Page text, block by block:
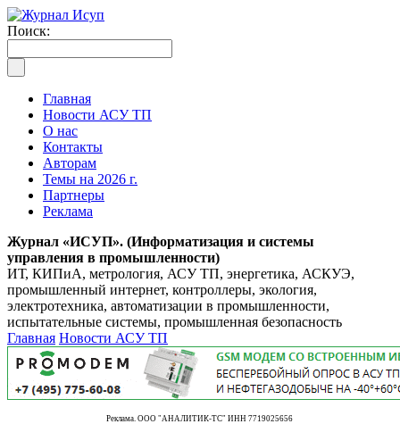
Поиск:
Главная
Новости АСУ ТП
О нас
Контакты
Авторам
Темы на 2026 г.
Партнеры
Реклама
Журнал «ИСУП». (Информатизация и системы
управления в промышленности)
ИТ, КИПиА, метрология, АСУ ТП, энергетика, АСКУЭ,
промышленный интернет, контроллеры, экология,
электротехника, автоматизации в промышленности,
испытательные системы, промышленная безопасность
Главная Новости АСУ ТП
Реклама. ООО "АНАЛИТИК-ТС" ИНН 7719025656